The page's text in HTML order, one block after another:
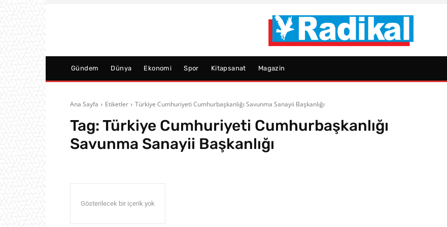
Gündem Dünya Ekonomi Spor Kitapsanat Magazin
Ana Sayfa Etiketler Türkiye Cumhuriyeti Cumhurbaşkanlığı Savunma Sanayii Başkanlığı
Tag:Türkiye Cumhuriyeti Cumhurbaşkanlığı
Savunma Sanayii Başkanlığı
Gösterilecek bir içerik yok